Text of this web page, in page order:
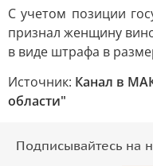
С учетом позиции
признал женщину
в виде штрафа в
Источник: Канал в
области"
Подписывайтесь на